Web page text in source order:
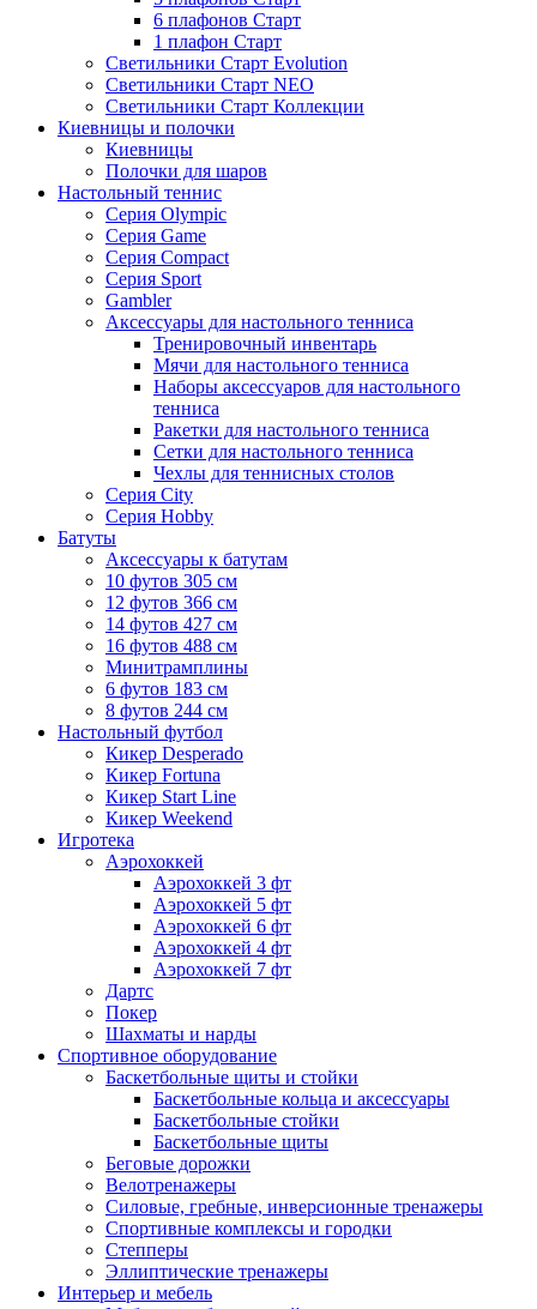
6 плафонов Старт
1 плафон Старт
Светильники Старт Evolution
Светильники Старт NEO
Светильники Старт Коллекции
Киевницы и полочки
Киевницы
Полочки для шаров
Настольный теннис
Серия Olympic
Серия Game
Серия Compact
Серия Sport
Gambler
Аксессуары для настольного тенниса
Тренировочный инвентарь
Мячи для настольного тенниса
Наборы аксессуаров для настольного
тенниса
Ракетки для настольного тенниса
Сетки для настольного тенниса
Чехлы для теннисных столов
Серия City
Серия Hobby
Батуты
Аксессуары к батутам
10 футов 305 см
12 футов 366 см
14 футов 427 см
16 футов 488 см
Минитрамплины
6 футов 183 см
8 футов 244 см
Настольный футбол
Кикер Desperado
Кикер Fortuna
Кикер Start Line
Кикер Weekend
Игротека
Аэрохоккей
Аэрохоккей 3 фт
Аэрохоккей 5 фт
Аэрохоккей 6 фт
Аэрохоккей 4 фт
Аэрохоккей 7 фт
Дартс
Покер
Шахматы и нарды
Спортивное оборудование
Баскетбольные щиты и стойки
Баскетбольные кольца и аксессуары
Баскетбольные стойки
Баскетбольные щиты
Беговые дорожки
Велотренажеры
Силовые, гребные, инверсионные тренажеры
Спортивные комплексы и городки
Степперы
Эллиптические тренажеры
Интерьер и мебель